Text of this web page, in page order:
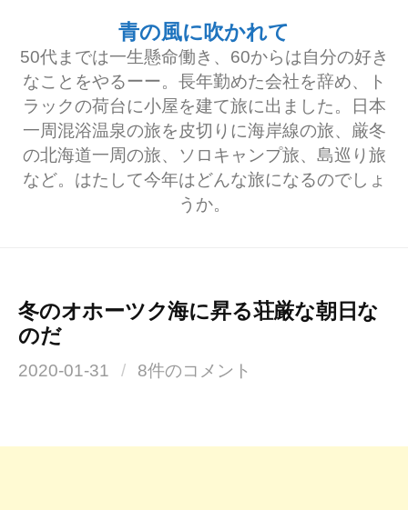
青の風に吹かれて
50代までは一生懸命働き、60からは自分の好き
なことをやるーー。長年勤めた会社を辞め、ト
ラックの荷台に小屋を建て旅に出ました。日本
一周混浴温泉の旅を皮切りに海岸線の旅、厳冬
の北海道一周の旅、ソロキャンプ旅、島巡り旅
など。はたして今年はどんな旅になるのでしょ
うか。
冬のオホーツク海に昇る荘厳な朝日な
のだ
2020-01-31 / 8件のコメント